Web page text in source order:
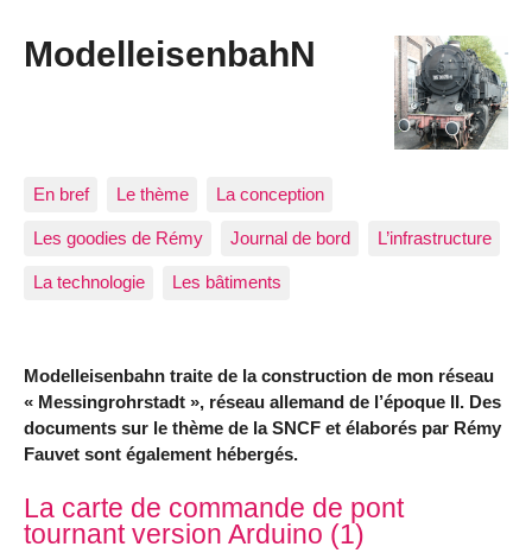
ModelleisenbahN
En bref Le thème La conception
Les goodies de Rémy Journal de bord L’infrastructure
La technologie Les bâtiments
Modelleisenbahn traite de la construction de mon réseau
« Messingrohrstadt », réseau allemand de l’époque II. Des
documents sur le thème de la SNCF et élaborés par Rémy
Fauvet sont également hébergés.
Articles les plus récents
La carte de commande de pont
tournant version Arduino (1)